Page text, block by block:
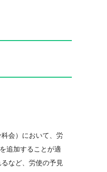
会）において、労
追加することが適
など、労使の予見